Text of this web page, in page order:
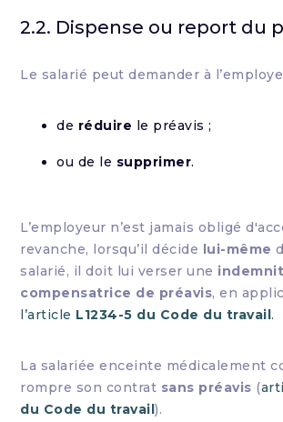
2.2. Dispense ou report du
Le salarié peut demander à
de réduire le préavis ;
ou de le supprimer.
L’employeur n’est jamais obligé
revanche, lorsqu’il décide lui-même
salarié, il doit lui verser une
compensatrice de préavis, en
l’article L1234-5 du Code du travail.
La salariée enceinte médicalement
rompre son contrat sans préavis (
du Code du travail).